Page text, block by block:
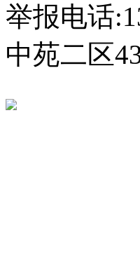
举报电话
中苑二区